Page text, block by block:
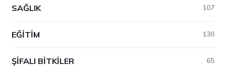
SAĞLIK 107
EĞITIM 130
ŞIFALI BITKILER 65